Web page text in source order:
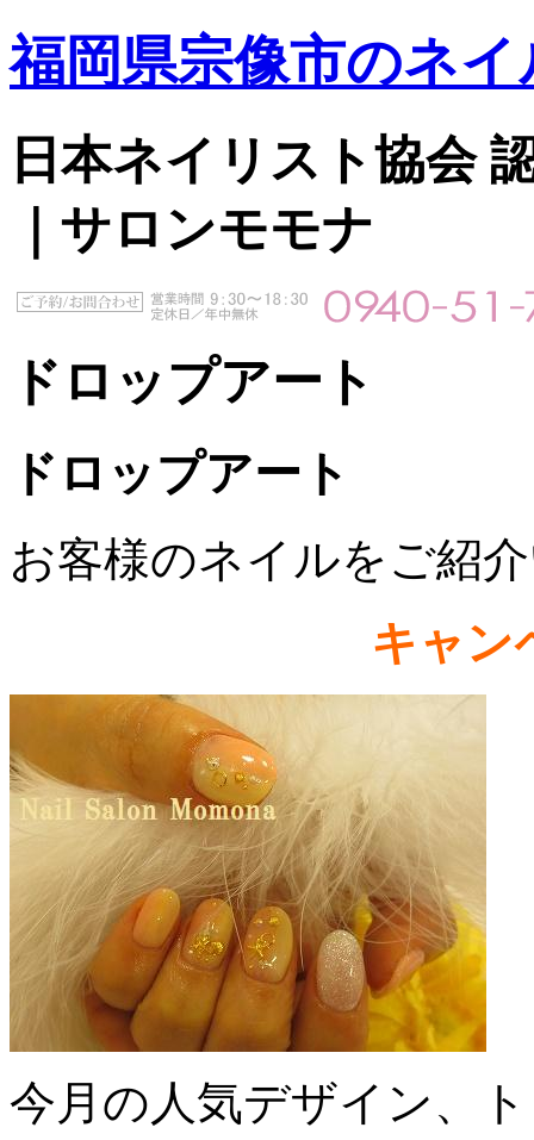
福岡県宗像市のネ
日本ネイリスト協会
｜サロンモモナ
ドロップアート
ドロップアート
お客様のネイルをご紹
キャン
今月の人気デザイン、